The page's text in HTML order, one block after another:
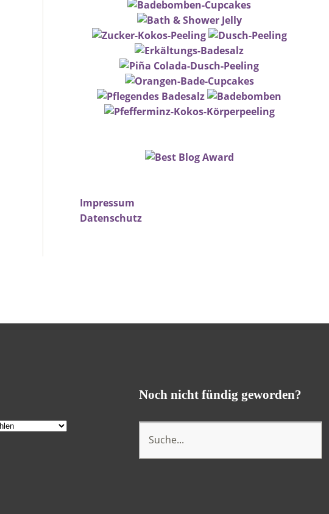
Impressum
Datenschutz
Noch nicht fündig geworden?